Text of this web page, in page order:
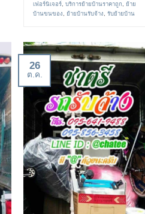
เฟอร์นิเจอร์,บริการย้ายบ้านราคาถูก, ย้าย
บ้านขนของ, ย้ายบ้านรับจ้าง,รับย้ายบ้าน
26
ต.ค.